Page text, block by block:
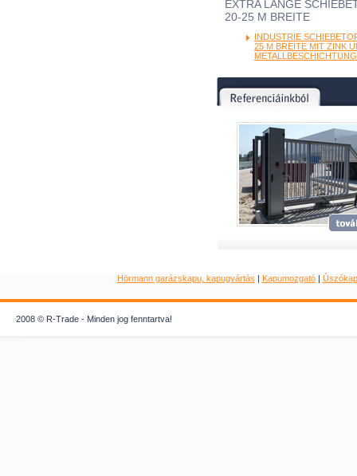
EXTRA LANGE
20-25 M BREITE
INDUSTRIE
25 M BREITE MIT ZINK
METALLBESCHICHTUNG
Hörmann garázskapu, kapugyártás | Kapumozgató|
2008 © R-Trade - Minden jog fenntartva!